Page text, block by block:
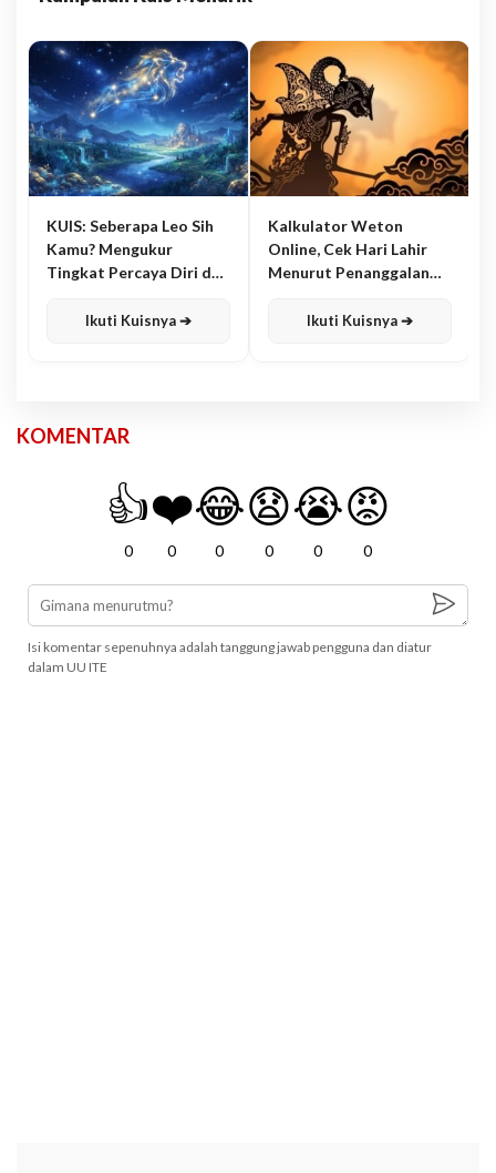
KUIS: Seberapa Leo Sih
Kamu? Mengukur
Tingkat Percaya Diri dan
Ikuti Kuisnya ➔
Kalkulator Weton
Online, Cek Hari Lahir
Menurut Penanggalan
Ikuti Kuisnya ➔
KOMENTAR
👍
0
❤️
0
😂
0
😧
0
😭
0
😡
0
Isi komentar sepenuhnya adalah tanggung jawab pengguna dan diatur
dalam UU ITE